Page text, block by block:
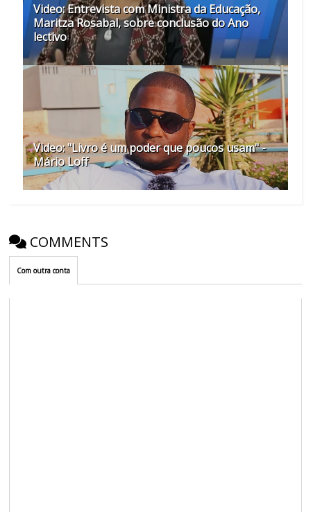
Video: Entrevista com Ministra da Educação,
Maritza Rosabal, sobre conclusão do Ano
lectivo
Video: "Livro é um poder que poucos usam" -
Mário Loff
COMMENTS
Com outra conta